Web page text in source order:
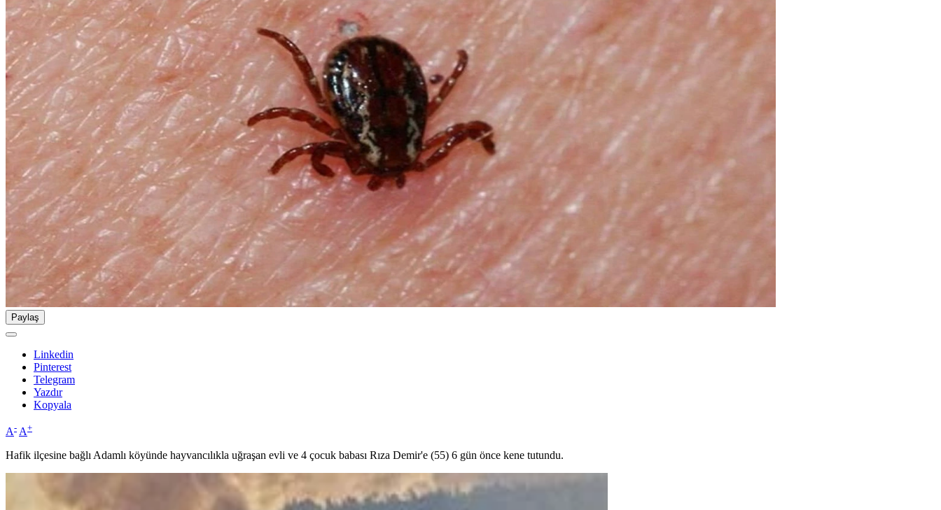
Paylaş
Linkedin
Pinterest
Telegram
Yazdır
Kopyala
A- A+
Hafik ilçesine bağlı Adamlı köyünde hayvancılıkla uğraşan evli ve 4 çocuk babası Rıza Demir'e (55) 6 gün önce kene tutundu.